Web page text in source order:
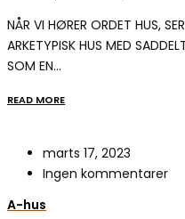
NÅR VI HØRER ORDET HUS,
ARKETYPISK HUS MED
SOM EN…
READ MORE
marts 17, 2023
Ingen kommentarer
A-hus